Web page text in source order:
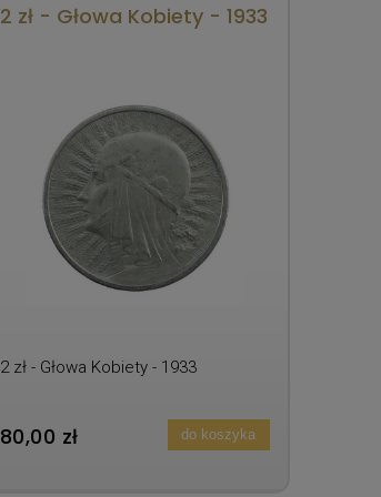
2 zł - Głowa Kobiety - 1933
2 zł - Głowa Kobiety - 1933
80,00 zł do koszyka